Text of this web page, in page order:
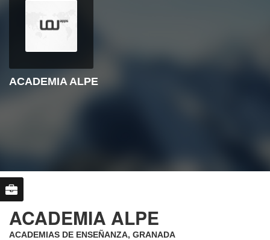
ACADEMIA ALPE
ACADEMIA ALPE
ACADEMIAS DE ENSEÑANZA, GRANADA